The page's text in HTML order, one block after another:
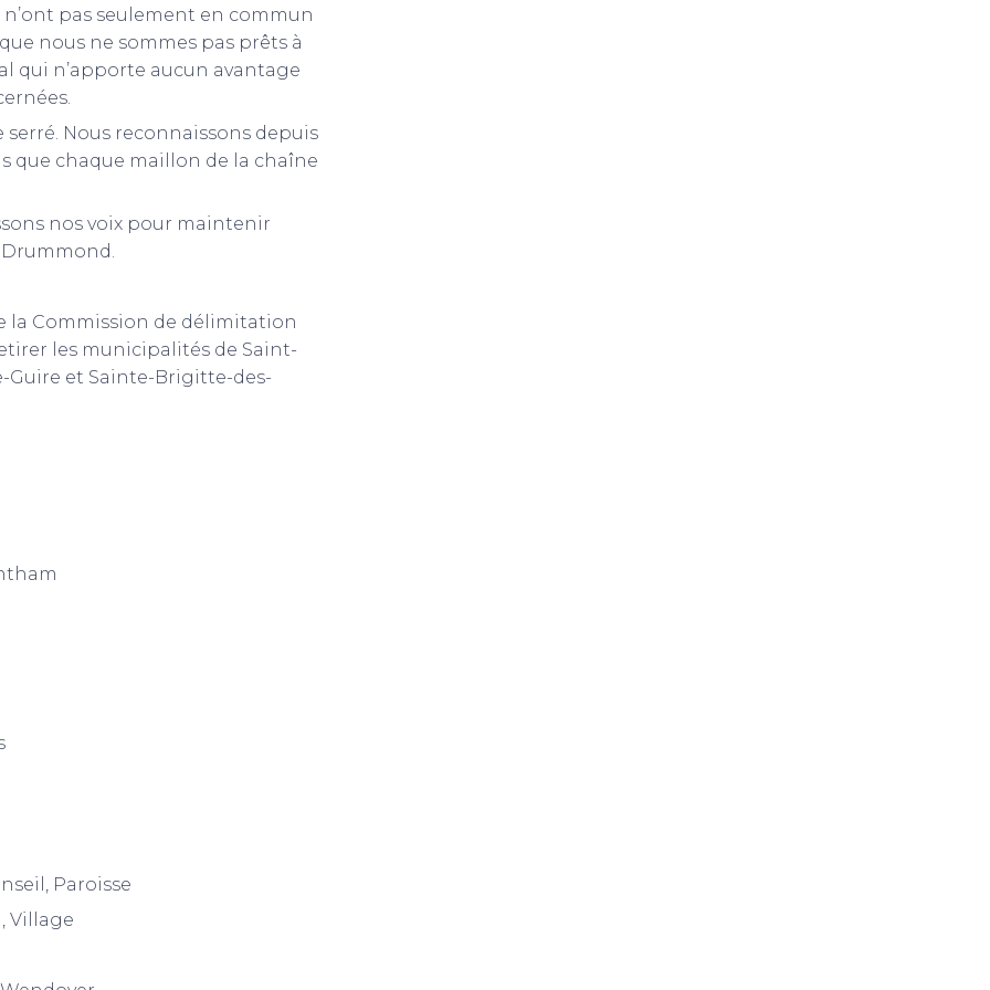
pas seulement en commun
nous ne sommes pas prêts à
qui n’apporte aucun avantage
Nous reconnaissons depuis
que chaque maillon de la chaîne
nos voix pour maintenir
la Commission de délimitation
les municipalités de Saint-
Guire et Sainte-Brigitte-des-
Paroisse
Village